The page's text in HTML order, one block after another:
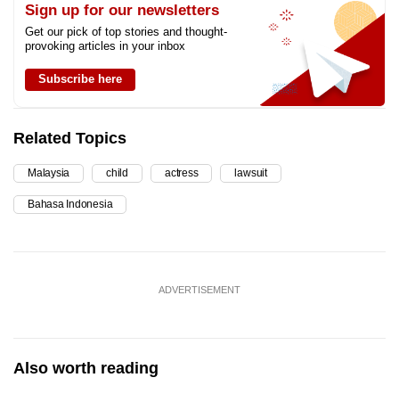
Sign up for our newsletters
Get our pick of top stories and thought-
provoking articles in your inbox
Subscribe here
Related Topics
Malaysia child actress lawsuit
Bahasa Indonesia
ADVERTISEMENT
Also worth reading